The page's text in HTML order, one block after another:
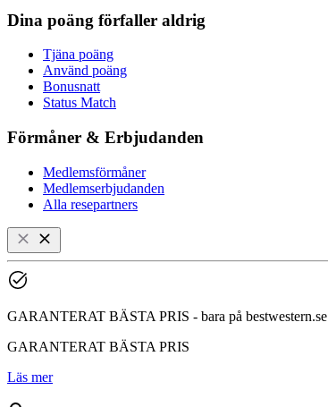
Dina poäng förfaller aldrig
Tjäna poäng
Använd poäng
Bonusnatt
Status Match
Förmåner & Erbjudanden
Medlemsförmåner
Medlemserbjudanden
Alla resepartners
GARANTERAT BÄSTA PRIS - bara på bestwestern.se
GARANTERAT BÄSTA PRIS
Läs mer